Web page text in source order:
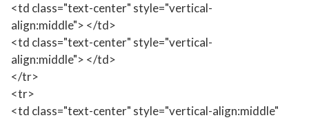
<td class="text-center" style="vertical-
align:middle"> </td>
<td class="text-center" style="vertical-
align:middle"> </td>
</tr>
<tr>
<td class="text-center" style="vertical-align:middle"